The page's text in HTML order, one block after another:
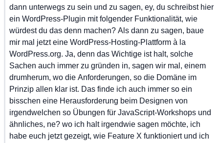
dann unterwegs zu sein und zu sagen, ey, du schreibst hier
ein WordPress-Plugin mit folgender Funktionalität, wie
würdest du das denn machen? Als dann zu sagen, baue
mir mal jetzt eine WordPress-Hosting-Plattform à la
WordPress.org. Ja, denn das Wichtige ist halt, solche
Sachen auch immer zu gründen in, sagen wir mal, einem
drumherum, wo die Anforderungen, so die Domäne im
Prinzip allen klar ist. Das finde ich auch immer so ein
bisschen eine Herausforderung beim Designen von
irgendwelchen so Übungen für JavaScript-Workshops und
ähnliches, ne? wo ich halt irgendwie sagen möchte, ich
habe euch jetzt gezeigt, wie Feature X funktioniert und ich